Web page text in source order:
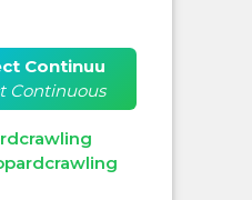
Continuu
Continuous